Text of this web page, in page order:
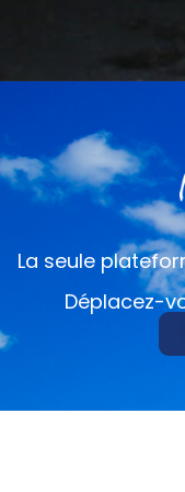
La seule
Déplacez-